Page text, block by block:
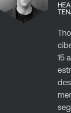
15